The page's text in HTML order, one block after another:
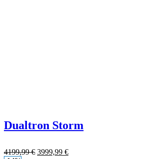
Dualtron Storm
4199,99€ 3999,99 €